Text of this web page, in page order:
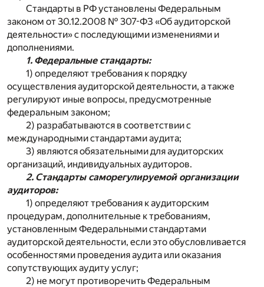
Стандарты в РФ установлены Федеральным
законом от 30.12.2008 № 307-ФЗ «Об аудиторской
деятельности» с последующими изменениями и
дополнениями.
1. Федеральные стандарты:
1) определяют требования к порядку
осуществления аудиторской деятельности, а также
регулируют иные вопросы, предусмотренные
федеральным законом;
2) разрабатываются в соответствии с
международными стандартами аудита;
3) являются обязательными для аудиторских
организаций, индивидуальных аудиторов.
2. Стандарты саморегулируемой организации
аудиторов:
1) определяют требования к аудиторским
процедурам, дополнительные к требованиям,
установленным Федеральными стандартами
аудиторской деятельности, если это обусловливается
особенностями проведения аудита или оказания
сопутствующих аудиту услуг;
2) не могут противоречить Федеральным